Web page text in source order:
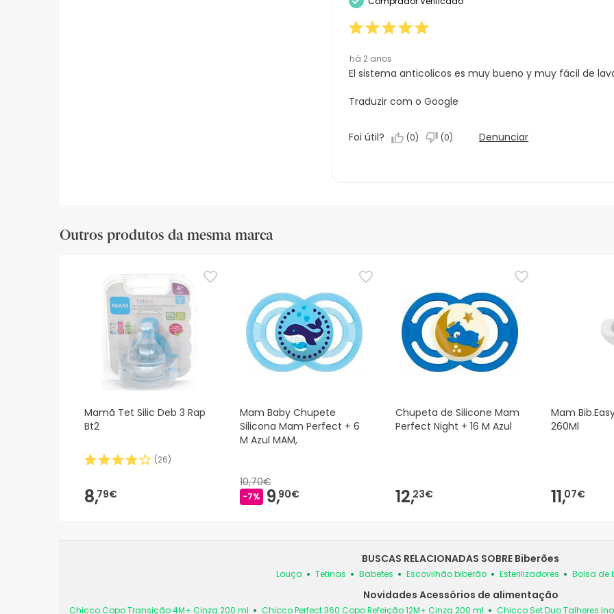
estrelas.
estrela.
há 2 anos
El sistema anticolicos es muy bueno y muy fácil de
Traduzir com o Google
Foi útil? (0) (0) Denunciar
Outros produtos da mesma marca
Mamã Tet Silic Deb 3 Rap
Bt2
(26)
8,79€
Mam Baby Chupete
Silicona Mam Perfect + 6
M Azul MAM,
10,70€
-7% 9,90€
Chupeta de Silicone Mam
Perfect Night + 16 M Azul
12,23€
Mam
260Ml
11,07€
BUSCAS RELACIONADAS SOBRE Biberões
Louça Tetinas Babetes Escovilhão biberão Esterilizadores Bolsa de
Novidades Acessórios de alimentação
Chicco Copo Transição 4M+ Cinza 200 ml Chicco Perfect 360 Copo Refeição 12M+ Cinza 200 ml Chicco Set Duo Talheres